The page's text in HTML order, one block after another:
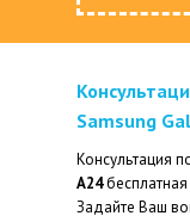
Samsung
Консультация
A24бесплатная
Задайте Ваш